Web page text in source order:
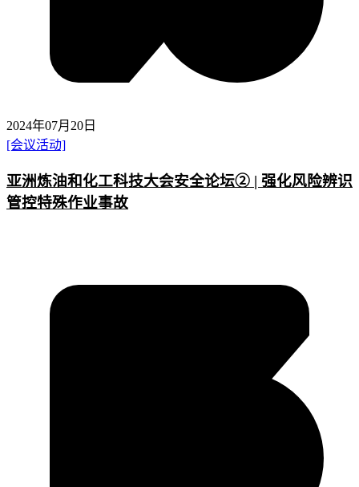
2024年07月20日
[会议活动]
亚洲炼油和化工科技大会安全论坛② | 强化风险辨识
管控特殊作业事故